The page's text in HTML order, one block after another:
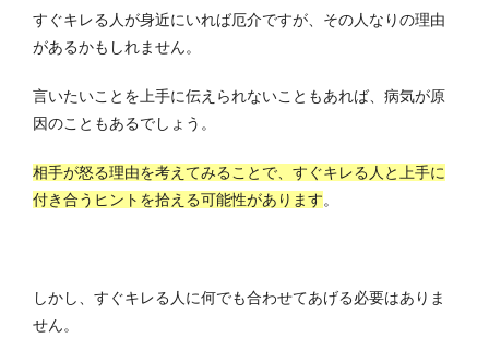
すぐキレる人が身近にいれば厄介ですが、その人なりの理由
があるかもしれません。
言いたいことを上手に伝えられないこともあれば、病気が原
因のこともあるでしょう。
相手が怒る理由を考えてみることで、すぐキレる人と上手に
付き合うヒントを拾える可能性があります。
しかし、すぐキレる人に何でも合わせてあげる必要はありま
せん。